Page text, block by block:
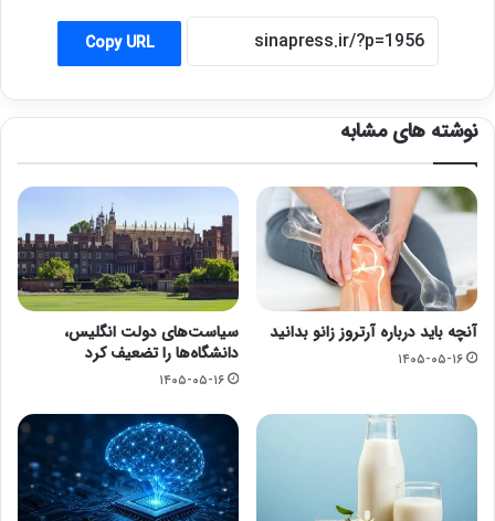
Copy URL
نوشته های مشابه
آنچه باید درباره آرتروز زانو بدانید
۱۴۰۵-۰۵-۱۶
سیاست‌های دولت انگلیس،
دانشگاه‌ها را تضعیف کرد
۱۴۰۵-۰۵-۱۶